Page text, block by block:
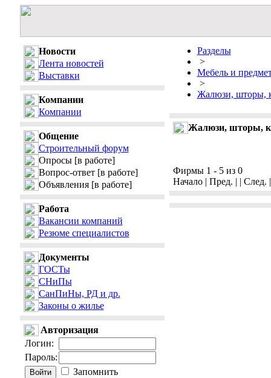
Новости
Лента новостей
Выставки
Компании
Компании
Общение
Строительный форум
Опросы [в работе]
Вопрос-ответ [в работе]
Объявления [в работе]
Работа
Вакансии компаний
Резюме специалистов
Документы
ГОСТы
СНиПы
СанПиНы, РД и др.
Законы о жилье
Авторизация
Логин:
Пароль:
Запомнить
Разделы
>
Мебель и
>
Жалюзи, шторы,
Жалюзи, шторы,
Фирмы 1 - 5 из 0
Начало | Пред. | | След.